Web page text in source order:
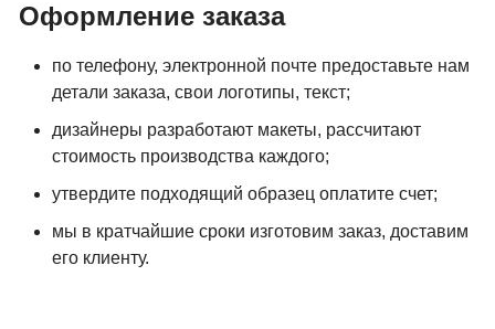
Оформление заказа
по телефону, электронной почте предоставьте нам
детали заказа, свои логотипы, текст;
дизайнеры разработают макеты, рассчитают
стоимость производства каждого;
утвердите подходящий образец оплатите счет;
мы в кратчайшие сроки изготовим заказ, доставим
его клиенту.